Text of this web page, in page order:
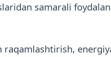
samarali